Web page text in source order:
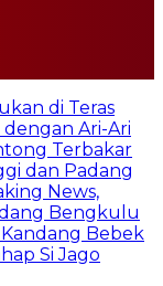
di Teras
Ari-Ari
Terbakar
dan Padang
News,
Bengkulu
Bebek
Si Jago